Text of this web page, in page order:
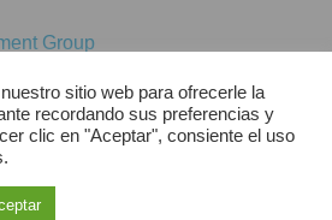
Group
web por:
sitio web para ofrecerle la
recordando sus preferencias y
clic en "Aceptar", consiente el uso